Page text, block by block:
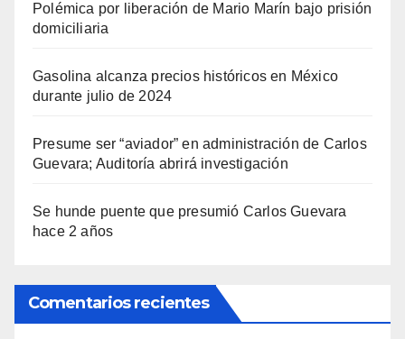
Polémica por liberación de Mario Marín bajo prisión
domiciliaria
Gasolina alcanza precios históricos en México
durante julio de 2024
Presume ser “aviador” en administración de Carlos
Guevara; Auditoría abrirá investigación
Se hunde puente que presumió Carlos Guevara
hace 2 años
Comentarios recientes